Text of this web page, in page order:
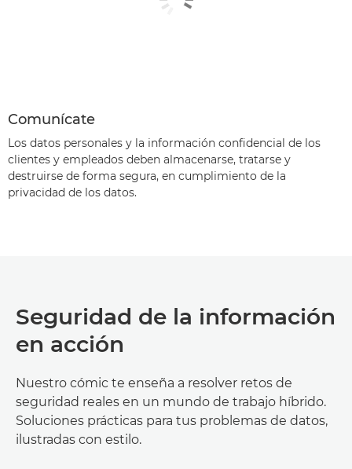
Comunícate
Los datos personales y la información confidencial de los
clientes y empleados deben almacenarse, tratarse y
destruirse de forma segura, en cumplimiento de la
privacidad de los datos.
Seguridad de la información
en acción
Nuestro cómic te enseña a resolver retos de
seguridad reales en un mundo de trabajo híbrido.
Soluciones prácticas para tus problemas de datos,
ilustradas con estilo.